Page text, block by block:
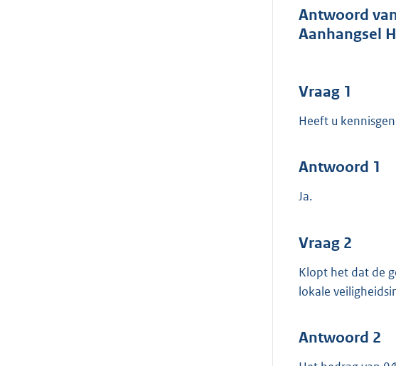
Antwoord
Aanhangsel
Vraag 1
Heeft u
Antwoord 1
Ja.
Vraag 2
Klopt het dat de
lokale
Antwoord 2